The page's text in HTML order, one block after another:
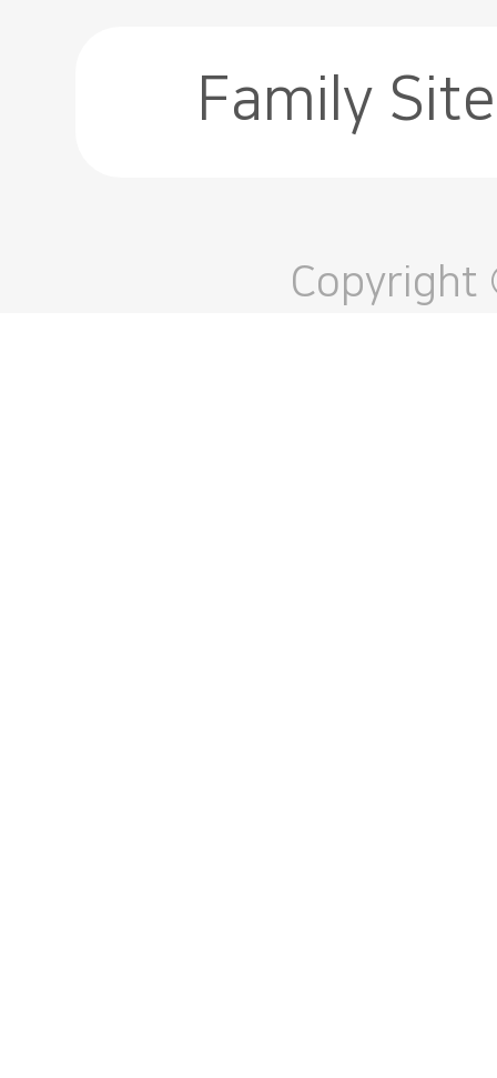
Family Site
Copyright